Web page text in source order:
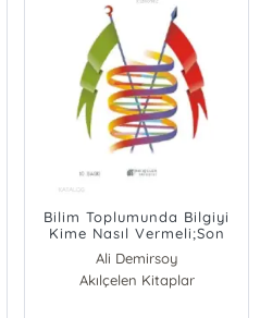
Bilim Toplumunda Bilgiyi
Kime Nasıl Vermeli;Son
İmparatora Öğütler
Ali Demirsoy
Akılçelen Kitaplar